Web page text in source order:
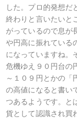
した。プロ的発想だ
終わりと言いたいと
がっているので息が
や円高に振れている
になっていますね。
危機ゆえ９０円台の
～１０９円とかの「
の高値になると書い
つあるようです。と
貨として認識され買